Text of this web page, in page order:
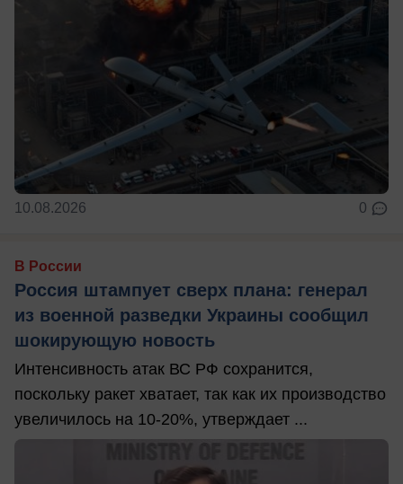
10.08.2026 0
В России
Россия штампует сверх плана: генерал
из военной разведки Украины сообщил
шокирующую новость
Интенсивность атак ВС РФ сохранится,
поскольку ракет хватает, так как их производство
увеличилось на 10-20%, утверждает ...